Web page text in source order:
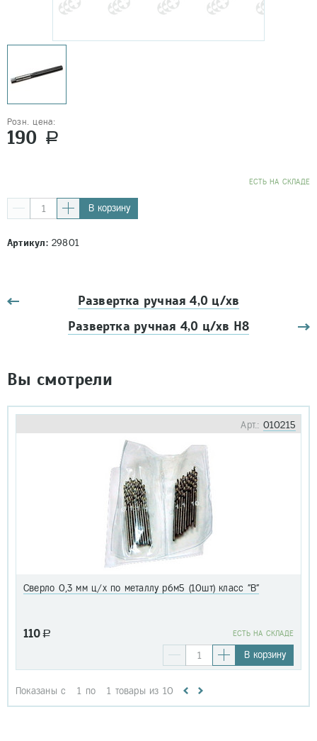
Розн. цена:
190 a
EСТЬ НА СКЛАДЕ
В корзину
Артикул:29801
Развертка ручная 4,0 ц/хв
Развертка ручная 4,0 ц/хв Н8
Вы смотрели
Арт.: 010215
Сверло 0,3 мм ц/х по металлу р6м5 (10шт) класс "В"
110 a EСТЬ НА СКЛАДЕ
В корзину
Показаны с 1 по 1 товары из 10